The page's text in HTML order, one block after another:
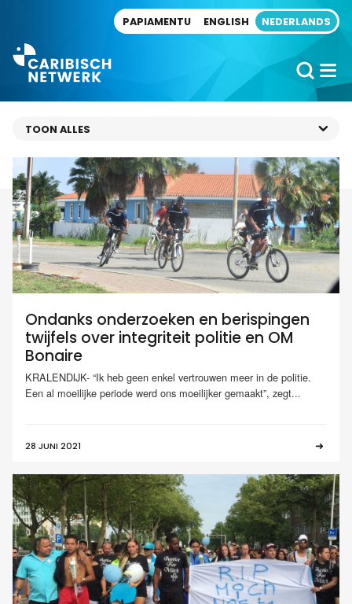
PAPIAMENTU ENGLISH NEDERLANDS
Ondanks onderzoeken en berispingen
twijfels over integriteit politie en OM
Bonaire
KRALENDIJK- “Ik heb geen enkel vertrouwen meer in de politie.
Een al moeilijke periode werd ons moeilijker gemaakt”, zegt...
28 JUNI 2021